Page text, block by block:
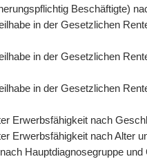
Beschäftigte)
in der Gesetzlichen
in der Gesetzlichen
in der Gesetzlichen
Erwerbsfähigkeit nach
Erwerbsfähigkeit nach Alter
Hauptdiagnosegruppe